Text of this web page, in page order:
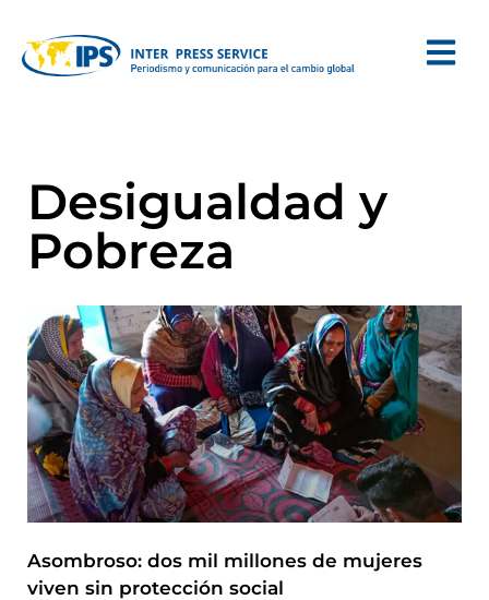
Desigualdad y
Pobreza
Asombroso: dos mil millones de mujeres
viven sin protección social